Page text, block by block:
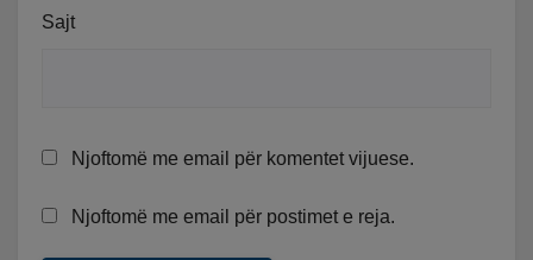
Sajt
Njoftomë me email për komentet vijuese.
Njoftomë me email për postimet e reja.